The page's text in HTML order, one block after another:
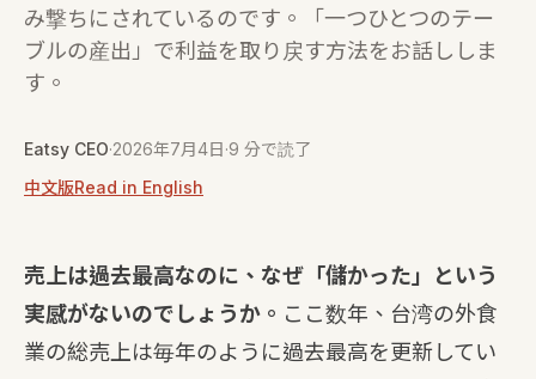
み撃ちにされているのです。「一つひとつのテー
ブルの産出」で利益を取り戻す方法をお話ししま
す。
Eatsy CEO·2026年7月4日·9 分で読了
中文版Read in English
売上は過去最高なのに、なぜ「儲かった」という
実感がないのでしょうか。 ここ数年、台湾の外食
業の総売上は毎年のように過去最高を更新してい